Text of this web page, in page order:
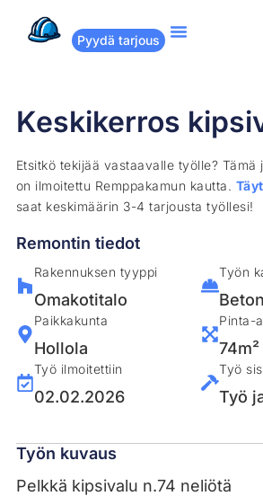
Pyydä tarjous
Keskikerros
Etsitkö tekijää vastaavalle työlle? Tämä
on ilmoitettu Remppakamun kautta.
saat keskimäärin 3-4 tarjousta työllesi!
Remontin tiedot
Rakennuksen tyyppi
Omakotitalo
Paikkakunta
Hollola
Työ ilmoitettiin
02.02.2026
Työn
Pinta-
74m²
Työ
Työ
Työn kuvaus
Pelkkä kipsivalu n.74 neliötä